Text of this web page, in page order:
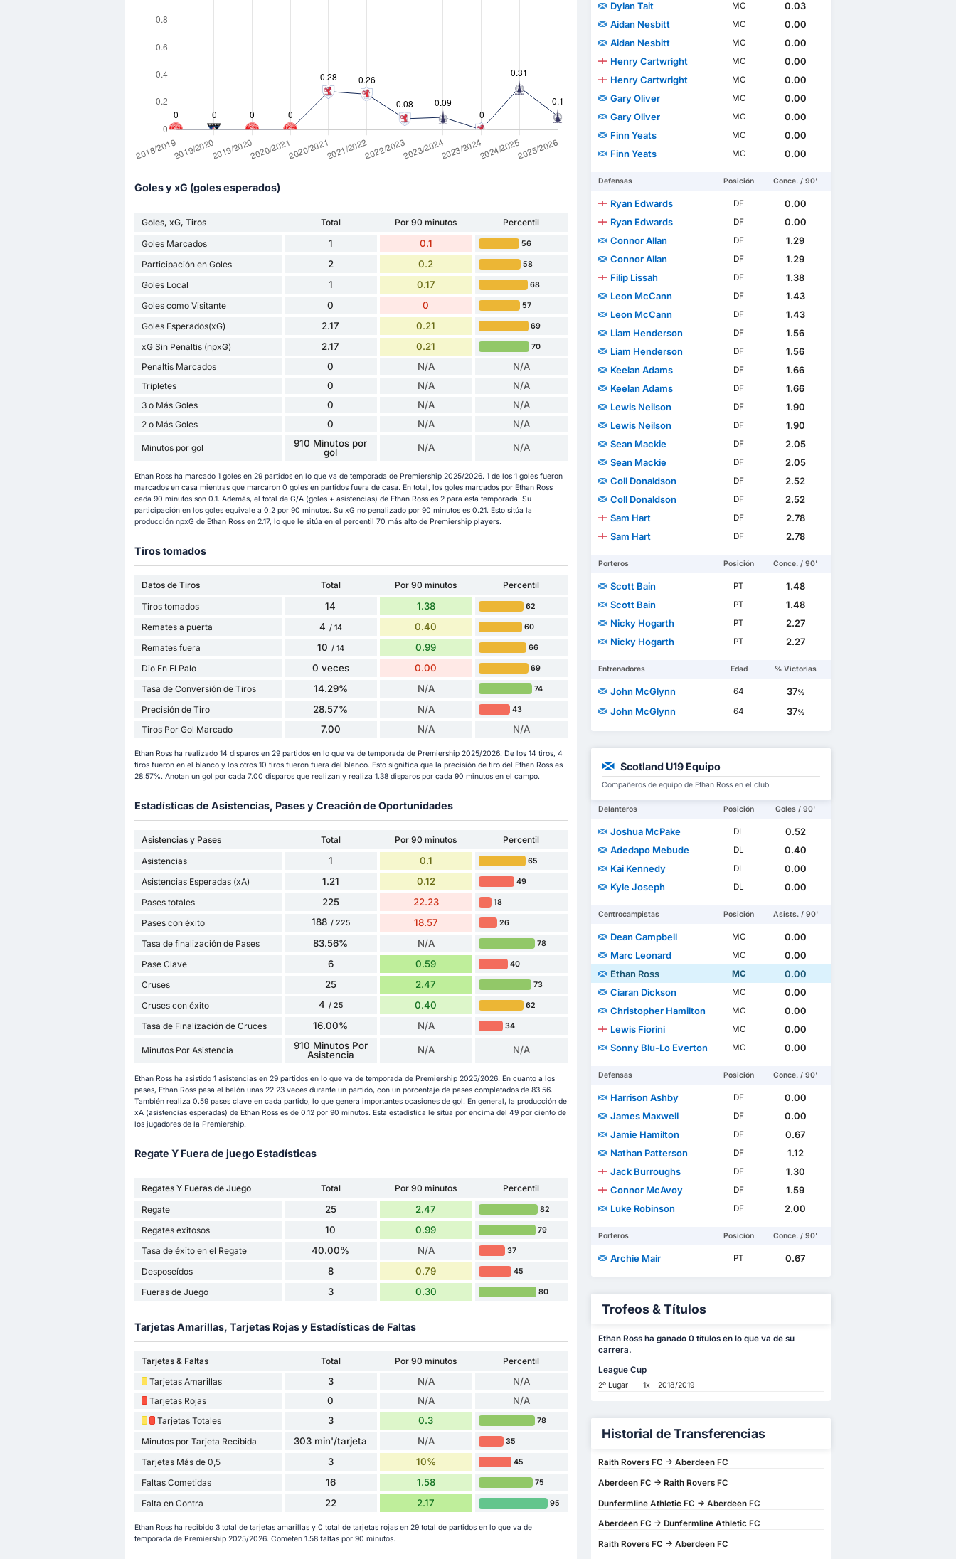
Goles y xG (goles esperados)
Goles, xG, Tiros Total Por 90 minutos
Percentil
Goles Marcados
1 0.1 56
Participación en Goles 2 0.2 58
Goles Local 1 0.17 68
Goles como Visitante 0 0 57
Goles Esperados(xG) 2.17 0.21 69
xG Sin Penaltis (npxG) 2.17 0.21 70
Penaltis Marcados 0 N/A N/A
Tripletes 0 N/A N/A
3 o Más Goles 0 N/A N/A
2 o Más Goles 0 N/A N/A
Minutos por gol
910 Minutos por
gol
N/A N/A
Ethan Ross ha marcado 1 goles en 29 partidos en lo que va de temporada de Premiership 2025/2026. 1 de los 1 goles fueron
marcados en casa mientras que marcaron 0 goles en partidos fuera de casa. En total, los goles marcados por Ethan Ross
cada 90 minutos son 0.1. Además, el total de G/A (goles + asistencias) de Ethan Ross es 2 para esta temporada. Su
participación en los goles equivale a 0.2 por 90 minutos. Su xG no penalizado por 90 minutos es 0.21. Esto sitúa la
producción npxG de Ethan Ross en 2.17, lo que le sitúa en el percentil 70 más alto de Premiership players.
Tiros tomados
Datos de Tiros Total Por 90 minutos
Percentil
Tiros tomados
14 1.38 62
Remates a puerta 4 / 14 0.40 60
Remates fuera 10 / 14 0.99 66
Dio En El Palo 0 veces 0.00 69
Tasa de Conversión de Tiros 14.29% N/A 74
Precisión de Tiro 28.57% N/A 43
Tiros Por Gol Marcado 7.00 N/A N/A
Ethan Ross ha realizado 14 disparos en 29 partidos en lo que va de temporada de Premiership 2025/2026. De los 14 tiros, 4
tiros fueron en el blanco y los otros 10 tiros fueron fuera del blanco. Esto significa que la precisión de tiro del Ethan Ross es
28.57%. Anotan un gol por cada 7.00 disparos que realizan y realiza 1.38 disparos por cada 90 minutos en el campo.
Estadísticas de Asistencias, Pases y Creación de Oportunidades
Asistencias y Pases Total Por 90 minutos
Percentil
Asistencias
1 0.1 65
Asistencias Esperadas (xA) 1.21 0.12 49
Pases totales 225 22.23 18
Pases con éxito 188 / 225 18.57 26
Tasa de finalización de Pases 83.56% N/A 78
Pase Clave 6 0.59 40
Cruses 25 2.47 73
Cruses con éxito 4 / 25 0.40 62
Tasa de Finalización de Cruces 16.00% N/A 34
Minutos Por Asistencia
910 Minutos Por
Asistencia
N/A N/A
Ethan Ross ha asistido 1 asistencias en 29 partidos en lo que va de temporada de Premiership 2025/2026. En cuanto a los
pases, Ethan Ross pasa el balón unas 22.23 veces durante un partido, con un porcentaje de pases completados de 83.56.
También realiza 0.59 pases clave en cada partido, lo que genera importantes ocasiones de gol. En general, la producción de
xA (asistencias esperadas) de Ethan Ross es de 0.12 por 90 minutos. Esta estadística le sitúa por encima del 49 por ciento de
los jugadores de la Premiership.
Regate Y Fuera de juego Estadísticas
Regates Y Fueras de Juego Total Por 90 minutos
Percentil
Regate
25 2.47 82
Regates exitosos 10 0.99 79
Tasa de éxito en el Regate 40.00% N/A 37
Desposeídos 8 0.79 45
Fueras de Juego 3 0.30 80
Tarjetas Amarillas, Tarjetas Rojas y Estadísticas de Faltas
Tarjetas & Faltas Total Por 90 minutos
Percentil
Tarjetas Amarillas
3 N/A N/A
Tarjetas Rojas 0 N/A N/A
Tarjetas Totales 3 0.3 78
Minutos por Tarjeta Recibida 303 min'/tarjeta N/A 35
Tarjetas Más de 0,5 3 10% 45
Faltas Cometidas 16 1.58 75
Falta en Contra 22 2.17 95
Ethan Ross ha recibido 3 total de tarjetas amarillas y 0 total de tarjetas rojas en 29 total de partidos en lo que va de
temporada de Premiership 2025/2026. Cometen 1.58 faltas por 90 minutos.
Dylan Tait
MC
0.03
Aidan Nesbitt
MC
0.00
Aidan Nesbitt
MC
0.00
Henry Cartwright
MC
0.00
Henry Cartwright
MC
0.00
Gary Oliver
MC
0.00
Gary Oliver
MC
0.00
Finn Yeats
MC
0.00
Finn Yeats
MC 0.00
Defensas Posición Conce. / 90'
Ryan Edwards DF
0.00
Ryan Edwards
DF
0.00
Connor Allan
DF
1.29
Connor Allan
DF
1.29
Filip Lissah
DF
1.38
Leon McCann
DF
1.43
Leon McCann
DF
1.43
Liam Henderson
DF
1.56
Liam Henderson
DF
1.56
Keelan Adams
DF
1.66
Keelan Adams
DF
1.66
Lewis Neilson
DF
1.90
Lewis Neilson
DF
1.90
Sean Mackie
DF
2.05
Sean Mackie
DF
2.05
Coll Donaldson
DF
2.52
Coll Donaldson
DF
2.52
Sam Hart
DF
2.78
Sam Hart
DF 2.78
Porteros Posición Conce. / 90'
Scott Bain PT
1.48
Scott Bain
PT
1.48
Nicky Hogarth
PT
2.27
Nicky Hogarth
PT 2.27
Entrenadores Edad % Victorias
John McGlynn 64 37%
John McGlynn 64 37%
Scotland U19 Equipo
Compañeros de equipo de Ethan Ross en el club
Delanteros Posición Goles / 90'
Joshua McPake DL
0.52
Adedapo Mebude
DL
0.40
Kai Kennedy
DL
0.00
Kyle Joseph
DL 0.00
Centrocampistas Posición Asists. / 90'
Dean Campbell MC
0.00
Marc Leonard
MC
0.00
Ethan Ross
MC
0.00
Ciaran Dickson
MC
0.00
Christopher Hamilton
MC
0.00
Lewis Fiorini
MC
0.00
Sonny Blu-Lo Everton
MC 0.00
Defensas Posición Conce. / 90'
Harrison Ashby DF
0.00
James Maxwell
DF
0.00
Jamie Hamilton
DF
0.67
Nathan Patterson
DF
1.12
Jack Burroughs
DF
1.30
Connor McAvoy
DF
1.59
Luke Robinson
DF 2.00
Porteros Posición Conce. / 90'
Archie Mair PT 0.67
Trofeos & Títulos
Ethan Ross ha ganado 0 títulos en lo que va de su
carrera.
League Cup
2º Lugar 1x 2018/2019
Historial de Transferencias
Raith Rovers FC -> Aberdeen FC
Aberdeen FC -> Raith Rovers FC
Dunfermline Athletic FC -> Aberdeen FC
Aberdeen FC -> Dunfermline Athletic FC
Raith Rovers FC -> Aberdeen FC